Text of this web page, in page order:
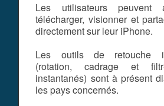
Les utilisateurs peuvent
télécharger, visionner et
directement sur leur iPhone.
Les outils de retouche
(rotation, cadrage et
instantanés) sont à présent
les pays concernés.